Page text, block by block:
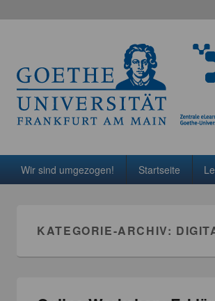
HauptmenüWeiter zum Hauptinhalt
Weiter zum Sekundärinhalt
Wir sind umgezogen! Startseite
KATEGORIE-ARCHIV: